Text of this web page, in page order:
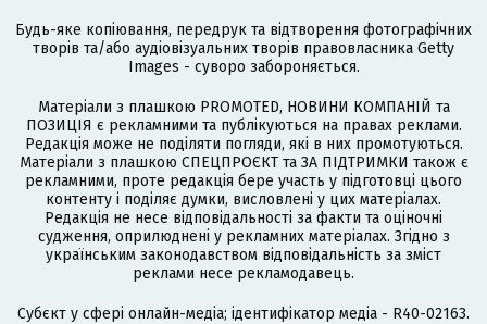
Будь-яке копіювання, передрук та відтворення фотографічних
творів та/або аудіовізуальних творів правовласника Getty
Images - суворо забороняється.
Матеріали з плашкою PROMOTED, НОВИНИ КОМПАНІЙ та
ПОЗИЦІЯ є рекламними та публікуються на правах реклами.
Редакція може не поділяти погляди, які в них промотуються.
Матеріали з плашкою СПЕЦПРОЄКТ та ЗА ПІДТРИМКИ також є
рекламними, проте редакція бере участь у підготовці цього
контенту і поділяє думки, висловлені у цих матеріалах.
Редакція не несе відповідальності за факти та оціночні
судження, оприлюднені у рекламних матеріалах. Згідно з
українським законодавством відповідальність за зміст
реклами несе рекламодавець.
Cубєкт у сфері онлайн-медіа; ідентифікатор медіа - R40-02163.